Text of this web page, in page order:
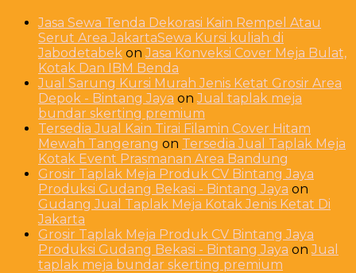
Jasa Sewa Tenda Dekorasi Kain Rempel Atau
Serut Area JakartaSewa Kursi kuliah di
Jabodetabek onJasa Konveksi Cover Meja Bulat,
Kotak Dan IBM Benda
Jual Sarung Kursi Murah Jenis Ketat Grosir Area
Depok - Bintang Jaya onJual taplak meja
bundar skerting premium
Tersedia Jual Kain Tirai Filamin Cover Hitam
Mewah Tangerang on Tersedia Jual Taplak Meja
Kotak Event Prasmanan Area Bandung
Grosir Taplak Meja Produk CV Bintang Jaya
Produksi Gudang Bekasi - Bintang Jaya on
Gudang Jual Taplak Meja Kotak Jenis Ketat Di
Jakarta
Grosir Taplak Meja Produk CV Bintang Jaya
Produksi Gudang Bekasi - Bintang Jaya onJual
taplak meja bundar skerting premium